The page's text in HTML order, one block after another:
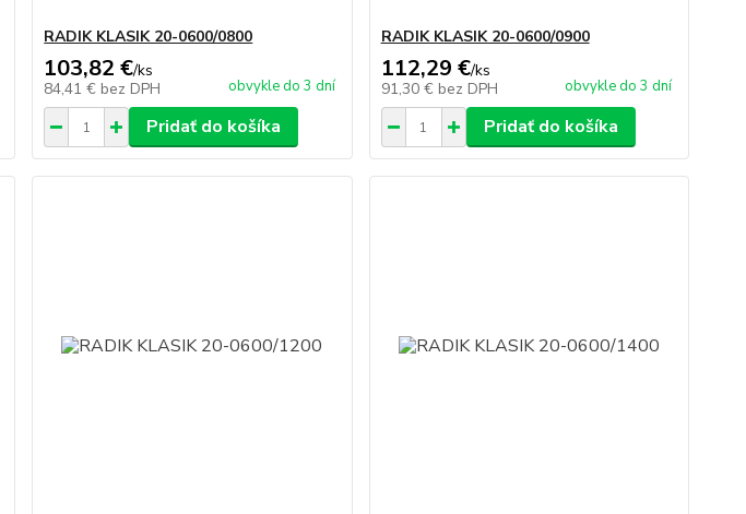
RADIK KLASIK 20-0600/0800
103,82 €/ks
84,41 € bez DPH obvykle do 3 dní
Pridať do košíka
RADIK KLASIK 20-0600/0900
112,29 €/ks
91,30 € bez DPH obvykle do 3 dní
Pridať do košíka